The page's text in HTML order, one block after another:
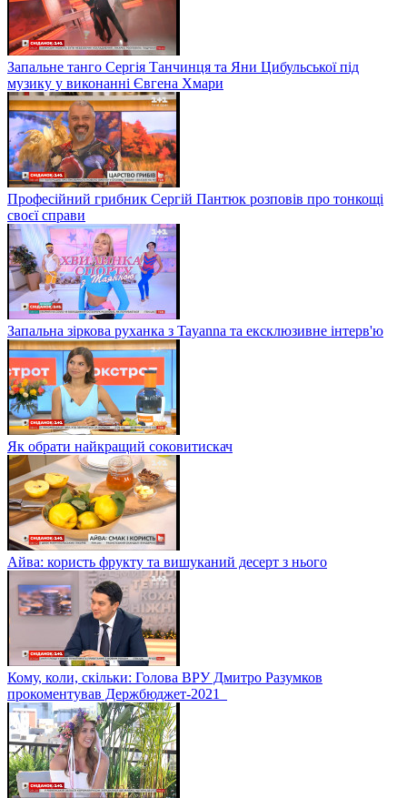
Запальне танго Сергія Танчинця та Яни Цибульської під
музику у виконанні Євгена Хмари
Професійний грибник Сергій Пантюк розповів про тонкощі
своєї справи
Запальна зіркова руханка з Tayanna та ексклюзивне інтерв'ю
Як обрати найкращий соковитискач
Айва: користь фрукту та вишуканий десерт з нього
Кому, коли, скільки: Голова ВРУ Дмитро Разумков
прокоментував Держбюджет-2021